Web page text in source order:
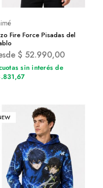
Fire Force Pisadas del
$ 52.990,00
sin interés de